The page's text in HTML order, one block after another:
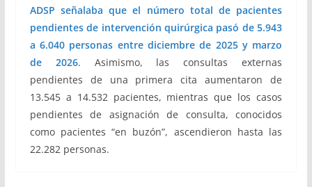
ADSP señalaba que el número total de pacientes
pendientes de intervención quirúrgica pasó de 5.943
a 6.040 personas entre diciembre de 2025 y marzo
de 2026. Asimismo, las consultas externas
pendientes de una primera cita aumentaron de
13.545 a 14.532 pacientes, mientras que los casos
pendientes de asignación de consulta, conocidos
como pacientes “en buzón”, ascendieron hasta las
22.282 personas.